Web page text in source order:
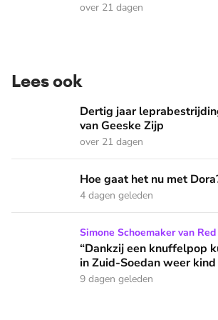
over 21 dagen
Lees ook
Dertig jaar leprabestrijding: het verhaal
Dertig jaar
van Geeske Zijp
over 21 dagen
Hoe gaat het nu met Dora?
Hoe gaat het nu met
4 dagen geleden
“Dankzij een knuffelpop kunnen
Simone Schoemaker van
“Dankzij een knuffelpop
in Zuid-Soedan weer kind
9 dagen geleden